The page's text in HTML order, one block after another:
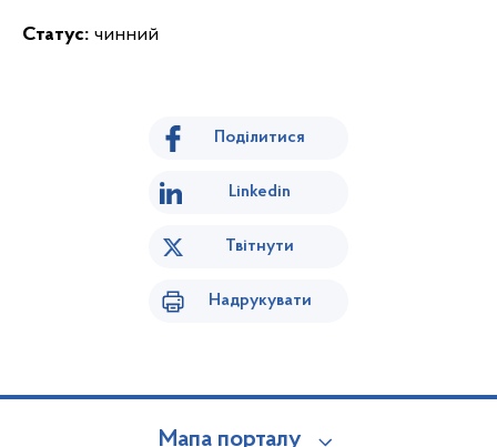
Статус: чинний
Поділитися
Linkedin
Твітнути
Надрукувати
Мапа порталу